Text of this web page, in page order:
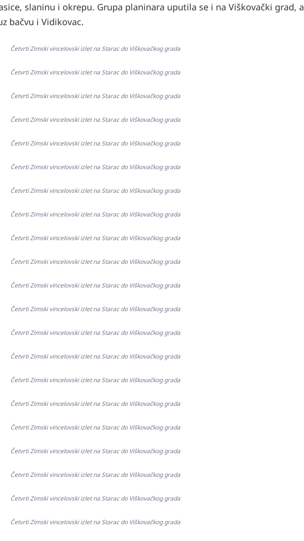
slaninu i okrepu. Grupa planinara uputila se i na Viškovački grad, a
bačvu i Vidikovac.
Četvrti Zimski vincelovski izlet na Starac do Viškovačkog grada
Četvrti Zimski vincelovski izlet na Starac do Viškovačkog grada
Četvrti Zimski vincelovski izlet na Starac do Viškovačkog grada
Četvrti Zimski vincelovski izlet na Starac do Viškovačkog grada
Četvrti Zimski vincelovski izlet na Starac do Viškovačkog grada
Četvrti Zimski vincelovski izlet na Starac do Viškovačkog grada
Četvrti Zimski vincelovski izlet na Starac do Viškovačkog grada
Četvrti Zimski vincelovski izlet na Starac do Viškovačkog grada
Četvrti Zimski vincelovski izlet na Starac do Viškovačkog grada
Četvrti Zimski vincelovski izlet na Starac do Viškovačkog grada
Četvrti Zimski vincelovski izlet na Starac do Viškovačkog grada
Četvrti Zimski vincelovski izlet na Starac do Viškovačkog grada
Četvrti Zimski vincelovski izlet na Starac do Viškovačkog grada
Četvrti Zimski vincelovski izlet na Starac do Viškovačkog grada
Četvrti Zimski vincelovski izlet na Starac do Viškovačkog grada
Četvrti Zimski vincelovski izlet na Starac do Viškovačkog grada
Četvrti Zimski vincelovski izlet na Starac do Viškovačkog grada
Četvrti Zimski vincelovski izlet na Starac do Viškovačkog grada
Četvrti Zimski vincelovski izlet na Starac do Viškovačkog grada
Četvrti Zimski vincelovski izlet na Starac do Viškovačkog grada
Četvrti Zimski vincelovski izlet na Starac do Viškovačkog grada